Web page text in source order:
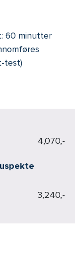
60 minutter
test)
4,070,-
3,240,-